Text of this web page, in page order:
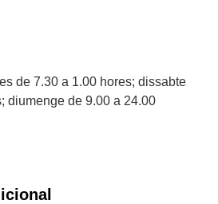
de 7.30 a 1.00 hores; dissabte
diumenge de 9.00 a 24.00